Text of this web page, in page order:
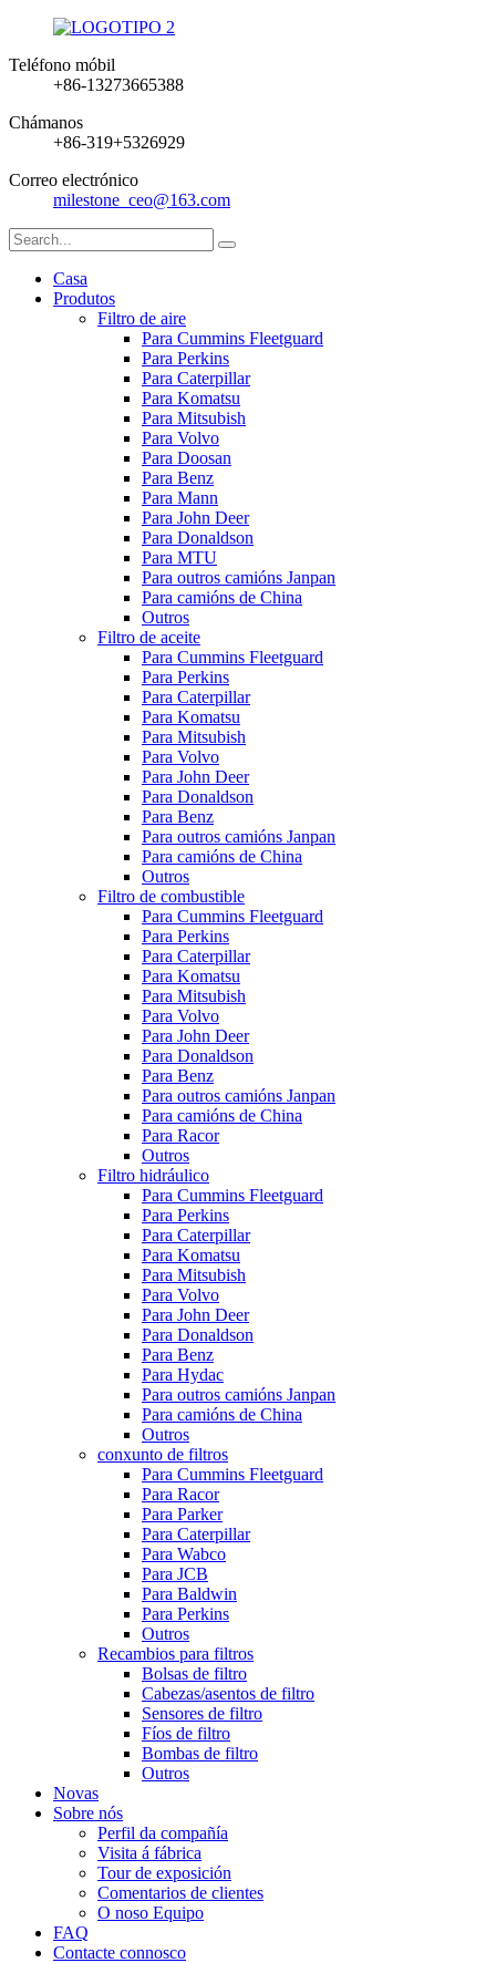
Teléfono móbil
+86-13273665388
Chámanos
+86-319+5326929
Correo electrónico
milestone_ceo@163.com
Casa
Produtos
Filtro de aire
Para Cummins Fleetguard
Para Perkins
Para Caterpillar
Para Komatsu
Para Mitsubish
Para Volvo
Para Doosan
Para Benz
Para Mann
Para John Deer
Para Donaldson
Para MTU
Para outros camións Janpan
Para camións de China
Outros
Filtro de aceite
Para Cummins Fleetguard
Para Perkins
Para Caterpillar
Para Komatsu
Para Mitsubish
Para Volvo
Para John Deer
Para Donaldson
Para Benz
Para outros camións Janpan
Para camións de China
Outros
Filtro de combustible
Para Cummins Fleetguard
Para Perkins
Para Caterpillar
Para Komatsu
Para Mitsubish
Para Volvo
Para John Deer
Para Donaldson
Para Benz
Para outros camións Janpan
Para camións de China
Para Racor
Outros
Filtro hidráulico
Para Cummins Fleetguard
Para Perkins
Para Caterpillar
Para Komatsu
Para Mitsubish
Para Volvo
Para John Deer
Para Donaldson
Para Benz
Para Hydac
Para outros camións Janpan
Para camións de China
Outros
conxunto de filtros
Para Cummins Fleetguard
Para Racor
Para Parker
Para Caterpillar
Para Wabco
Para JCB
Para Baldwin
Para Perkins
Outros
Recambios para filtros
Bolsas de filtro
Cabezas/asentos de filtro
Sensores de filtro
Fíos de filtro
Bombas de filtro
Outros
Novas
Sobre nós
Perfil da compañía
Visita á fábrica
Tour de exposición
Comentarios de clientes
O noso Equipo
FAQ
Contacte connosco